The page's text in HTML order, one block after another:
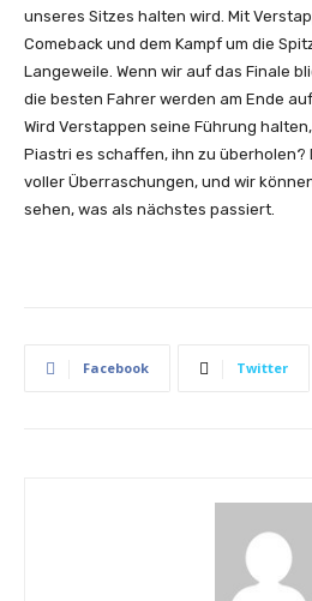
unseres Sitzes halten wird. Mit
Comeback und dem Kampf um die
Langeweile. Wenn wir auf das Finale
die besten Fahrer werden am Ende
Wird Verstappen seine Führung
Piastri es schaffen, ihn zu überholen?
voller Überraschungen, und wir
sehen, was als nächstes passiert.
Facebook Twitter